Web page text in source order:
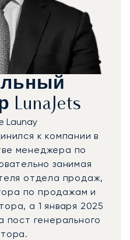
LunaJets
Launay
к компании в
менеджера по
занимая
отдела продаж,
по продажам и
а 1 января 2025
пост генерального